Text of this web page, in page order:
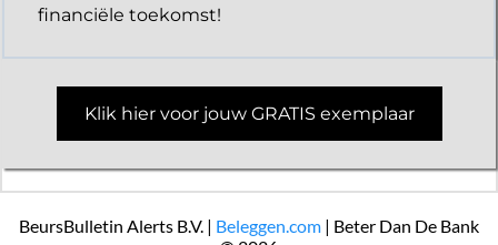
financiële toekomst!
Klik hier voor jouw GRATIS exemplaar
BeursBulletin Alerts B.V. | Beleggen.com | Beter Dan De Bank